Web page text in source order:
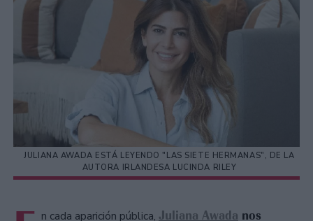
JULIANA AWADA ESTÁ LEYENDO "LAS SIETE HERMANAS", DE LA
AUTORA IRLANDESA LUCINDA RILEY
n cada aparición pública, Juliana Awada nos